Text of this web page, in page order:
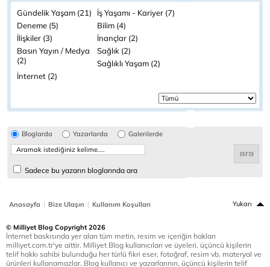
Gündelik Yaşam (21)
İş Yaşamı - Kariyer (7)
Deneme (5)
Bilim (4)
İlişkiler (3)
İnançlar (2)
Basın Yayın / Medya
(2)
Sağlık (2)
Sağlıklı Yaşam (2)
İnternet (2)
Bloglarda Yazarlarda Galerilerde
Sadece bu yazarın bloglarında ara
Anasayfa | Bize Ulaşın | Kullanım Koşulları Yukarı
© Milliyet Blog Copyright 2026
İnternet baskısında yer alan tüm metin, resim ve içeriğin hakları
milliyet.com.tr'ye aittir. Milliyet Blog kullanıcıları ve üyeleri, üçüncü kişilerin
telif hakkı sahibi bulunduğu her türlü fikri eser, fotoğraf, resim vb. materyal ve
ürünleri kullanamazlar. Blog kullanıcı ve yazarlarının, üçüncü kişilerin telif